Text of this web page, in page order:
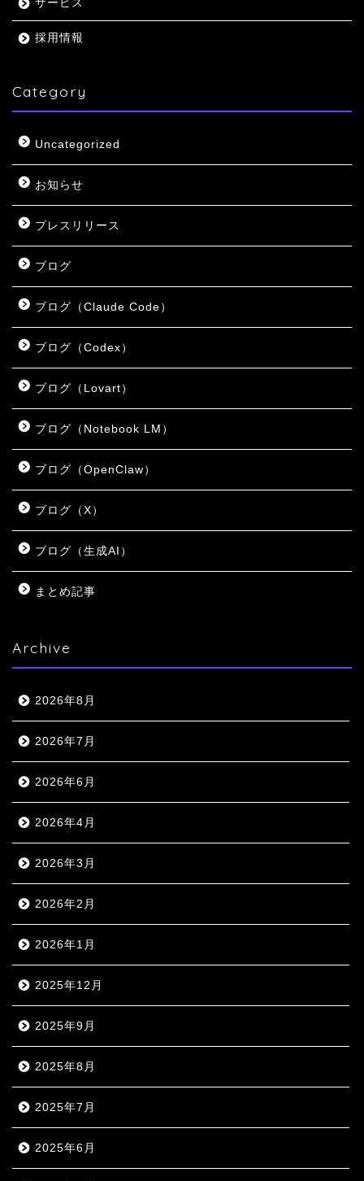
サービス
採用情報
Category
Uncategorized
お知らせ
プレスリリース
ブログ
ブログ（Claude Code）
ブログ（Codex）
ブログ（Lovart）
ブログ（Notebook LM）
ブログ（OpenClaw）
ブログ（X）
ブログ（生成AI）
まとめ記事
Archive
2026年8月
2026年7月
2026年6月
2026年4月
2026年3月
2026年2月
2026年1月
2025年12月
2025年9月
2025年8月
2025年7月
2025年6月